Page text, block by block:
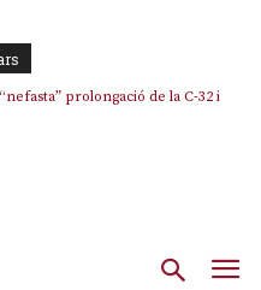
prolongació de la C-32 i